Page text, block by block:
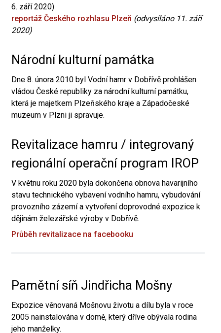
6. září 2020)
reportáž Českého rozhlasu Plzeň (odvysíláno 11. září
2020)
Národní kulturní památka
Dne 8. února 2010 byl Vodní hamr v Dobřívě prohlášen
vládou České republiky za národní kulturní památku,
která je majetkem Plzeňského kraje a Západočeské
muzeum v Plzni ji spravuje.
Revitalizace hamru / integrovaný
regionální operační program IROP
V květnu roku 2020 byla dokončena obnova havarijního
stavu technického vybavení vodního hamru, vybudování
provozního zázemí a vytvoření doprovodné expozice k
dějinám železářské výroby v Dobřívě.
Průběh revitalizace na facebooku
Pamětní síň Jindřicha Mošny
Expozice věnovaná Mošnovu životu a dílu byla v roce
2005 nainstalována v domě, který dříve obývala rodina
jeho manželky.